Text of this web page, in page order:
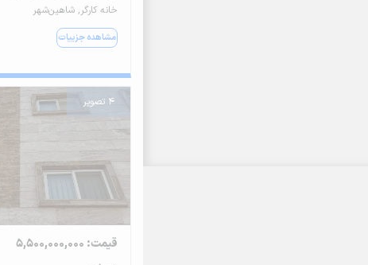
خانه کارگر, شاهین‌شهر
مشاهده جزییات
4 تصویر
قیمت: 5,500,000,000